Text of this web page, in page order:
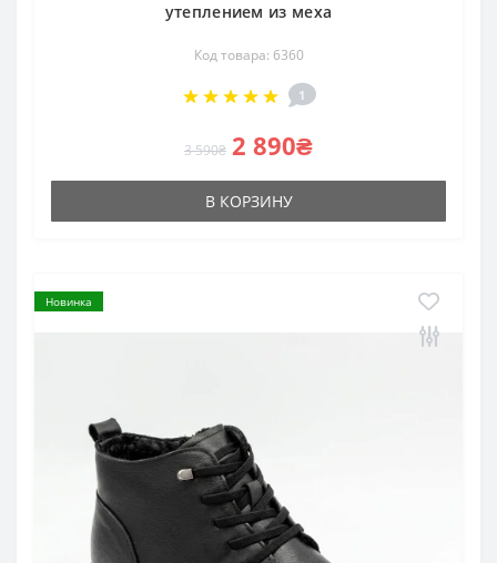
утеплением из меха
Код товара: 6360
1
3 590₴ 2 890₴
В КОРЗИНУ
Новинка